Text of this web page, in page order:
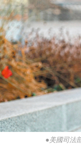
●美國司法